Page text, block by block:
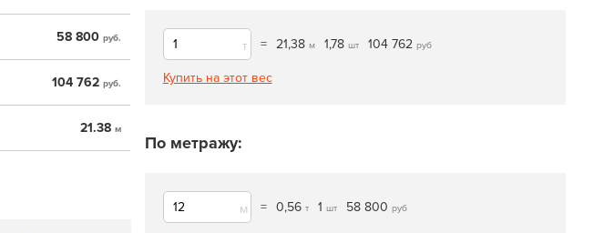
58 800руб.
104 762руб.
21.38м
т = 21,38 м 1,78 шт 104 762 руб
Купить на этот вес
По метражу:
м = 0,56 т 1 шт 58 800 руб